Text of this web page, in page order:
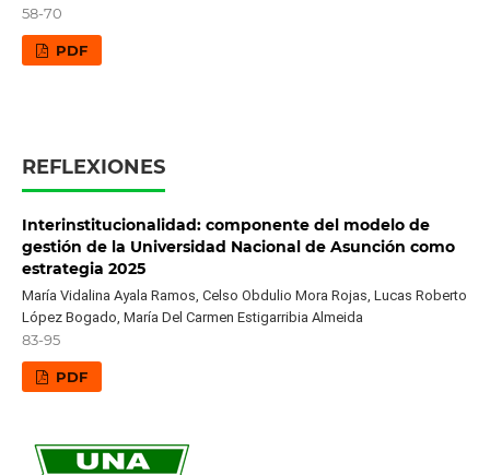
58-70
PDF
REFLEXIONES
Interinstitucionalidad: componente del modelo de
gestión de la Universidad Nacional de Asunción como
estrategia 2025
María Vidalina Ayala Ramos, Celso Obdulio Mora Rojas, Lucas Roberto
López Bogado, María Del Carmen Estigarribia Almeida
83-95
PDF